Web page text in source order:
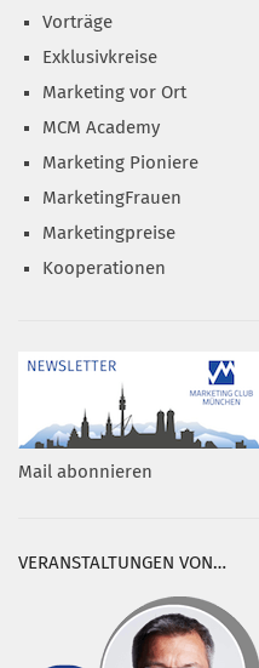
Vorträge
Exklusivkreise
Marketing vor Ort
MCM Academy
Marketing Pioniere
MarketingFrauen
Marketingpreise
Kooperationen
Mail abonnieren
VERANSTALTUNGEN VON…